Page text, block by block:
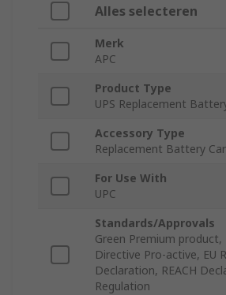
Alles selecteren
Merk
APC
Product Type
UPS Replacement
Accessory Type
Replacement Battery
For Use With
UPC
Standards/Approvals
Green Premium product,
Directive Pro-active, EU
Declaration, REACH
Regulation